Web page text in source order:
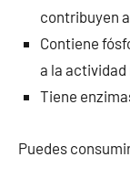
contribuyen
Contiene
a la
Tiene
Puedes